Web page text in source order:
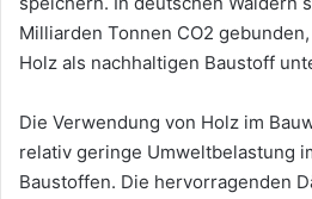
Milliarden Tonnen CO2
Holz als nachhaltigen Baustoff
Die Verwendung von Holz im
relativ geringe Umweltbelastung
Baustoffen. Die hervorragenden